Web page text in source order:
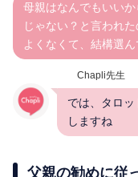
母親はなんでもいい
じゃない？と言われ
よくなくて、結構選ん
Chapli先生
では、タロッ
しますね
父親の勧めに従